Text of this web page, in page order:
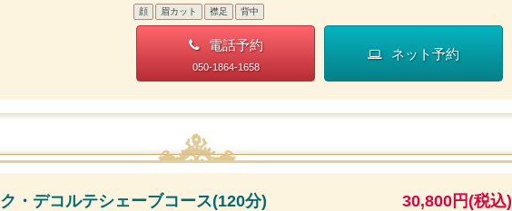
顔 眉カット 襟足 背中
電話予約
050-1864-1658
ネット予約
・デコルテシェーブコース(120分) 30,800円(税込)